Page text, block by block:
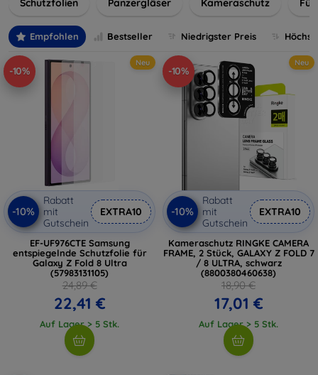
wertvolles Gerät mit unseren langlebigen und zuverlässigen
digitales Erlebnis.
Empfohlen Bestseller Niedrigster Preis
-10%
Neu
-10%
Rabatt
mit
Gutschein
EXTRA10
EF-UF976CTE Samsung
entspiegelnde Schutzfolie für
Galaxy Z Fold 8 Ultra
(57983131105)
24,89 €
22,41 €
Auf Lager > 5 Stk.
-10%
Neu
-10%
Rabatt
mit
Gutschein
EXTRA10
Kameraschutz RINGKE CAMERA
FRAME, 2 Stück, GALAXY Z FOLD 7
/ 8 ULTRA, schwarz
(8800380460638)
18,90 €
17,01 €
Auf Lager > 5 Stk.